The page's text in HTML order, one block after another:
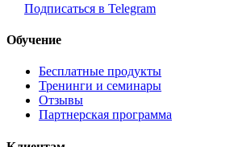
Подписаться в Telegram
Обучение
Бесплатные продукты
Тренинги и семинары
Отзывы
Партнерская программа